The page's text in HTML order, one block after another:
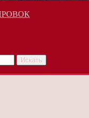
Искать